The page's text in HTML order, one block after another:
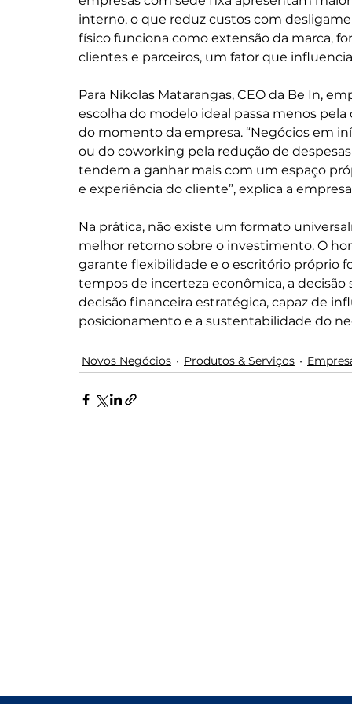
interno, o que reduz custos com
físico funciona como extensão da marca,
clientes e parceiros, um fator que
Para Nikolas Matarangas, CEO da Be In,
escolha do modelo ideal passa menos
do momento da empresa. “Negócios em
ou do coworking pela redução de
tendem a ganhar mais com um espaço
e experiência do cliente”, explica a
Na prática, não existe um formato
melhor retorno sobre o investimento. O
garante flexibilidade e o escritório próprio
tempos de incerteza econômica, a
decisão financeira estratégica, capaz de
posicionamento e a sustentabilidade do
Novos Negócios Produtos & Serviços